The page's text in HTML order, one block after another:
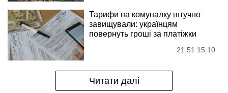
Тарифи на комуналку штучно
завищували: українцям
повернуть гроші за платіжки
21:51 15.10
Читати далі